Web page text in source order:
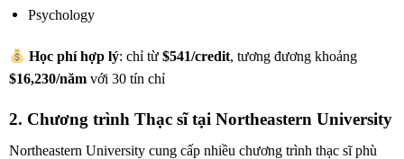
Psychology
Học phí hợp lý: chỉ từ$541/credit, tương đương khoảng
$16,230/năm với 30 tín chỉ
2. Chương trình Thạc sĩ tại Northeastern University
Northeastern University cung cấp nhiều chương trình thạc sĩ phù